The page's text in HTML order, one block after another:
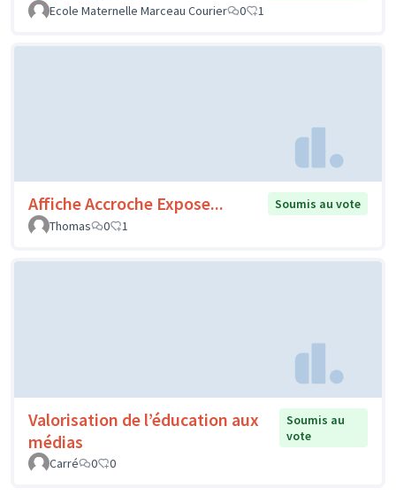
Ecole Maternelle Marceau Courier
0 1
Affiche Accroche Expose...
Soumis au vote
Thomas
0 1
Valorisation de l’éducation aux
médias
Soumis au
vote
Carré
0 0